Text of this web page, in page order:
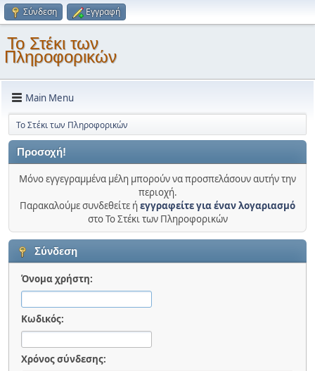
Σύνδεση Εγγραφή
Το Στέκι των
Πληροφορικών
Main Menu
Το Στέκι των Πληροφορικών
Προσοχή!
Μόνο εγγεγραμμένα μέλη μπορούν να προσπελάσουν αυτήν την
περιοχή.
Παρακαλούμε συνδεθείτε ήεγγραφείτε για έναν λογαριασμό
στο Το Στέκι των Πληροφορικών
Σύνδεση
Όνομα χρήστη:
Κωδικός:
Χρόνος σύνδεσης: